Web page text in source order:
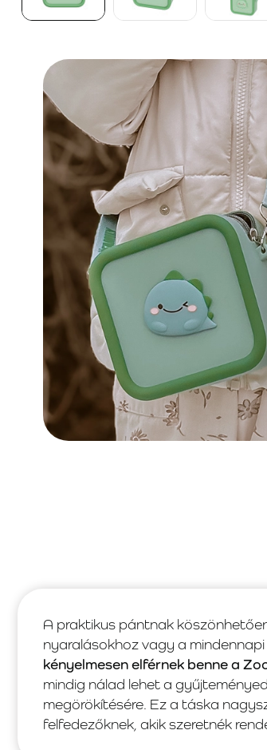
A praktikus pántnak
nyaralásokhoz vagy a
kényelmesen elférnek benne a
mindig nálad lehet a
megörökítésére. Ez a táska
felfedezőknek, akik szeretnék